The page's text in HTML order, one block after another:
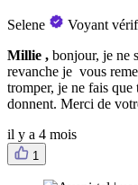
Selene
Voyant
Millie , bonjour, je ne
revanche je vous
tromper, je ne fais que
donnent. Merci de
il y a 4 mois
1